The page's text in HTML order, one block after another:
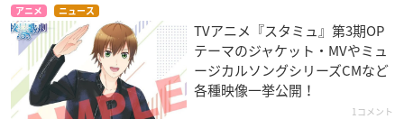
アニメ ニュース
TVアニメ『スタミュ』第3期OP
テーマのジャケット・MVやミュ
ージカルソングシリーズCMなど
各種映像一挙公開！
1コメント